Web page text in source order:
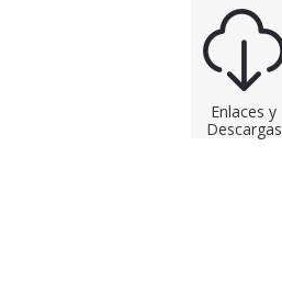
Enlaces y
Descargas